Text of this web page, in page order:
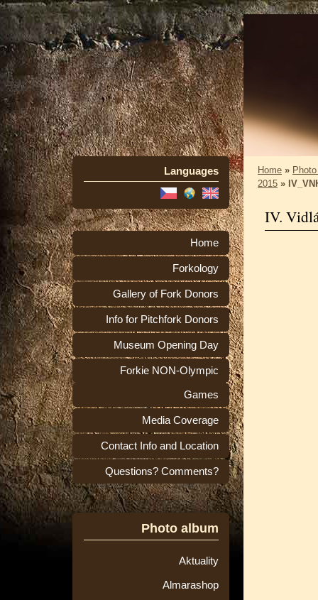
Languages
Home
Forkology
Gallery of Fork Donors
Info for Pitchfork Donors
Museum Opening Day
Forkie NON-Olympic
Games
Media Coverage
Contact Info and Location
Questions? Comments?
Photo album
Aktuality
Almarashop
Home »
2015 »
IV.